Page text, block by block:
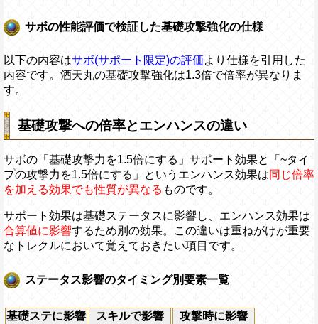
サボの性能評価で検証した基礎攻撃強化の仕様
以下の内容はサボ(サポート限定)の評価より仕様を引用した
内容です。酒天丸の基礎攻撃強化は1.3倍で倍率が異なりま
す。
基礎攻撃への倍率とエンハンスの違い
サボの「基礎攻撃力を1.5倍にする」サポート効果と「~タイ
プの攻撃力を1.5倍にする」というエンハンス効果は同じ倍率
を加える効果でも性質が異なる ものです。
サポート効果は基礎ステータスに影響し、エンハンス効果は
合算値に影響するため別の効果。この違いは重ねがけが重要
なトレクルにおいて覚えておきたい項目です。
ステータス影響のタイミング別要素一覧
基礎ステに影響 スキルで影響 攻撃時に影響